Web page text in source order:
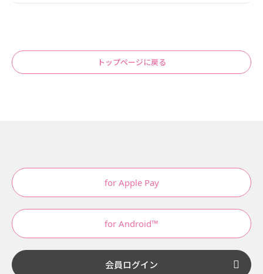
トップページに戻る
for Apple Pay
for Android™
会員ログイン